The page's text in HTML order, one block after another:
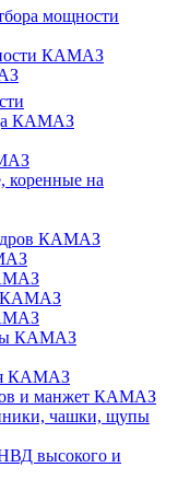
мощности
КАМАЗ
КАМАЗ
на
КАМАЗ
КАМАЗ
КАМАЗ
КАМАЗ
и манжет КАМАЗ
чашки, щупы
высокого и